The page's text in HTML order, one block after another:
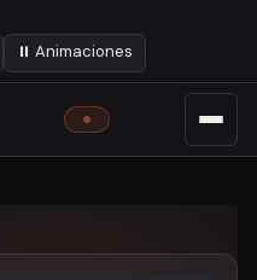
⏸ Animaciones